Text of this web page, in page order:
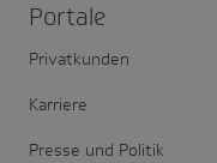
Portale
Privatkunden
Karriere
Presse und Politik